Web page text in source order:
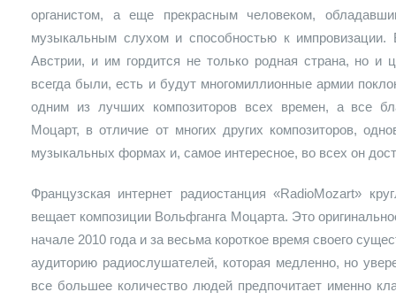
органистом, а еще прекрасным человеком,
музыкальным слухом и способностью к
Австрии, и им гордится не только родная страна, но и
всегда были, есть и будут многомиллионные армии
одним из лучших композиторов всех времен, а все
Моцарт, в отличие от многих других композиторов,
музыкальных формах и, самое интересное, во всех он
Французская интернет радиостанция «RadioMozart»
вещает композиции Вольфганга Моцарта. Это
начале 2010 года и за весьма короткое время своего
аудиторию радиослушателей, которая медленно, но
все большее количество людей предпочитает именно